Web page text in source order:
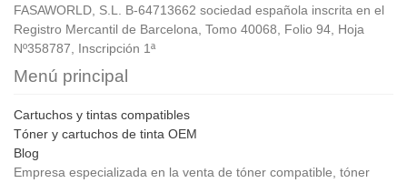
FASAWORLD, S.L. B-64713662 sociedad española inscrita en el
Registro Mercantil de Barcelona, Tomo 40068, Folio 94, Hoja
Nº358787, Inscripción 1ª
Menú principal
Cartuchos y tintas compatibles
Tóner y cartuchos de tinta OEM
Blog
Empresa especializada en la venta de tóner compatible, tóner